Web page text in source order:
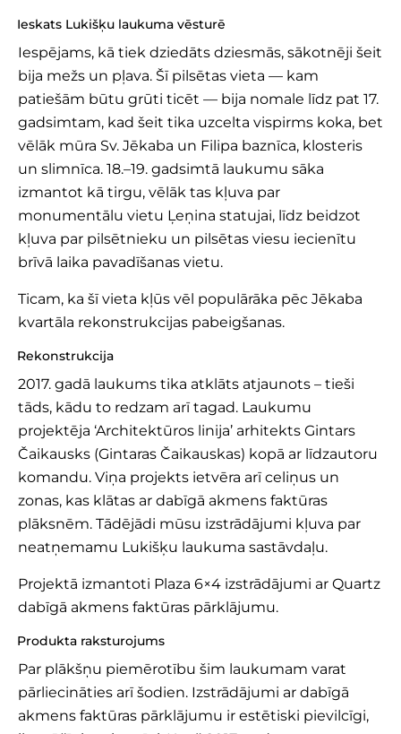
Ieskats Lukišķu laukuma vēsturē
Iespējams, kā tiek dziedāts dziesmās, sākotnēji šeit
bija mežs un pļava. Šī pilsētas vieta — kam
patiešām būtu grūti ticēt — bija nomale līdz pat 17.
gadsimtam, kad šeit tika uzcelta vispirms koka, bet
vēlāk mūra Sv. Jēkaba un Filipa baznīca, klosteris
un slimnīca. 18.–19. gadsimtā laukumu sāka
izmantot kā tirgu, vēlāk tas kļuva par
monumentālu vietu Ļeņina statujai, līdz beidzot
kļuva par pilsētnieku un pilsētas viesu iecienītu
brīvā laika pavadīšanas vietu.
Ticam, ka šī vieta kļūs vēl populārāka pēc Jēkaba
kvartāla rekonstrukcijas pabeigšanas.
Rekonstrukcija
2017. gadā laukums tika atklāts atjaunots – tieši
tāds, kādu to redzam arī tagad. Laukumu
projektēja ‘Architektūros linija’ arhitekts Gintars
Čaikausks (Gintaras Čaikauskas) kopā ar līdzautoru
komandu. Viņa projekts ietvēra arī celiņus un
zonas, kas klātas ar dabīgā akmens faktūras
plāksnēm. Tādējādi mūsu izstrādājumi kļuva par
neatņemamu Lukišķu laukuma sastāvdaļu.
Projektā izmantoti Plaza 6×4 izstrādājumi ar Quartz
dabīgā akmens faktūras pārklājumu.
Produkta raksturojums
Par plākšņu piemērotību šim laukumam varat
pārliecināties arī šodien. Izstrādājumi ar dabīgā
akmens faktūras pārklājumu ir estētiski pievilcīgi,